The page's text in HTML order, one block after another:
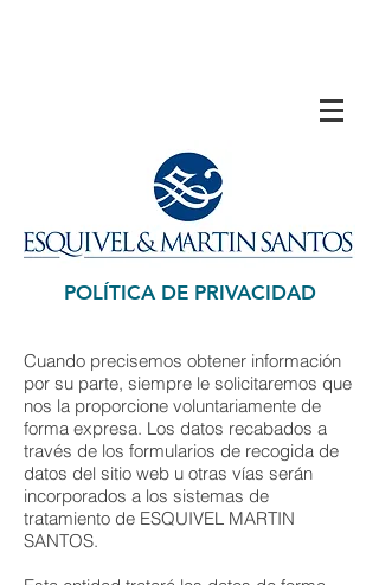
POLÍTICA DE PRIVACIDAD
Cuando precisemos obtener información
por su parte, siempre le solicitaremos que
nos la proporcione voluntariamente de
forma expresa. Los datos recabados a
través de los formularios de recogida de
datos del sitio web u otras vías serán
incorporados a los sistemas de
tratamiento de ESQUIVEL MARTIN
SANTOS.